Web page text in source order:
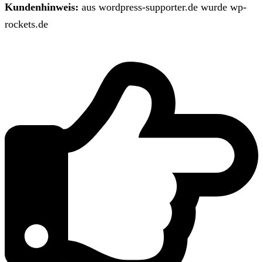
Kundenhinweis: aus wordpress-supporter.de wurde wp-
rockets.de